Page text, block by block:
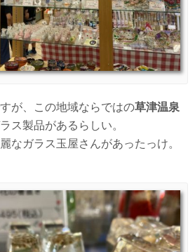
が、この地域ならではの草津温泉
ス製品があるらしい。
なガラス玉屋さんがあったっけ。